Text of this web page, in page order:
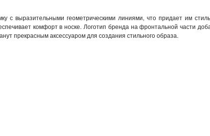
с выразительными геометрическими линиями, что придает им
комфорт в носке. Логотип бренда на фронтальной части
прекрасным аксессуаром для создания стильного образа.